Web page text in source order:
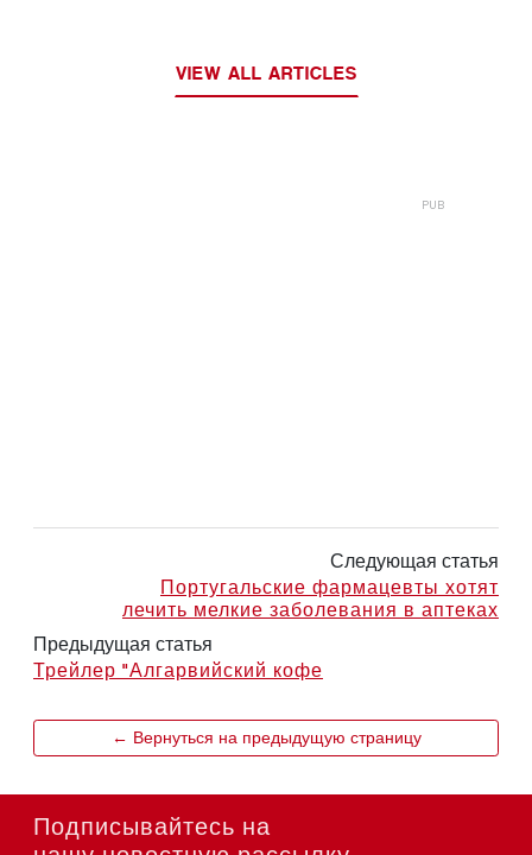
VIEW ALL ARTICLES
Следующая статья
Португальские фармацевты хотят
лечить мелкие заболевания в аптеках
Предыдущая статья
Трейлер "Алгарвийский кофе
← Вернуться на предыдущую страницу
Подписывайтесь на